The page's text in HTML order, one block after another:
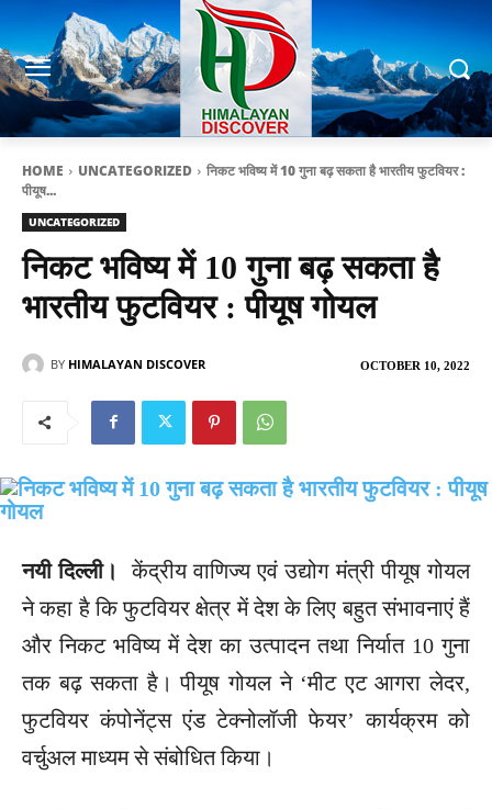
HOME UNCATEGORIZED
निकट भविष्य में 10 गुना बढ़ सकता है भारतीय फुटवियर :
पीयूष...
UNCATEGORIZED
निकट भविष्य में 10 गुना बढ़ सकता है
भारतीय फुटवियर : पीयूष गोयल
OCTOBER 10, 2022
BY HIMALAYAN DISCOVER
नयी दिल्ली।
केंद्रीय वाणिज्य एवं उद्योग मंत्री पीयूष गोयल
ने कहा है कि फुटवियर क्षेत्र में देश के लिए बहुत संभावनाएं हैं
और निकट भविष्य में देश का उत्पादन तथा निर्यात 10 गुना
तक बढ़ सकता है। पीयूष गोयल ने ‘मीट एट आगरा लेदर,
फुटवियर कंपोनेंट्स एंड टेक्नोलॉजी फेयर’ कार्यक्रम को
वर्चुअल माध्यम से संबोधित किया।